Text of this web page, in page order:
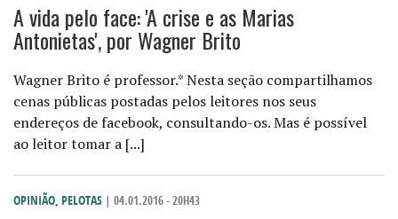
A vida pelo face: 'A crise e as Marias
Antonietas', por Wagner Brito
Wagner Brito é professor.* Nesta seção compartilhamos
cenas públicas postadas pelos leitores nos seus
endereços de facebook, consultando-os. Mas é possível
ao leitor tomar a [...]
OPINIÃO, PELOTAS | 04.01.2016 - 20H43